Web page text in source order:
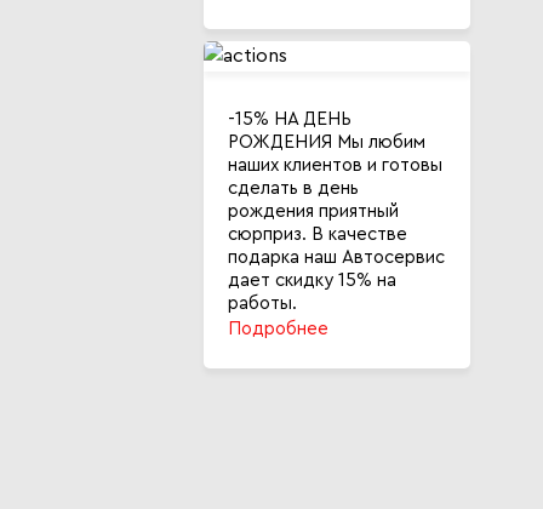
-15% НА ДЕНЬ
РОЖДЕНИЯ Мы любим
наших клиентов и готовы
сделать в день
рождения приятный
сюрприз. В качестве
подарка наш Автосервис
дает скидку 15% на
работы.
Подробнее